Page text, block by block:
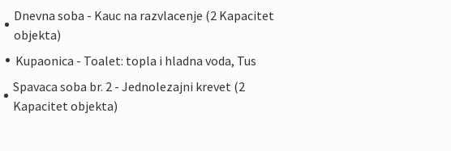
Dnevna soba - Kauc na razvlacenje (2 Kapacitet
objekta)
Kupaonica - Toalet: topla i hladna voda, Tus
Spavaca soba br. 2 - Jednolezajni krevet (2
Kapacitet objekta)